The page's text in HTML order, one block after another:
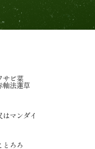
ビ菜
軸法蓮草
マンダイ
とろろ